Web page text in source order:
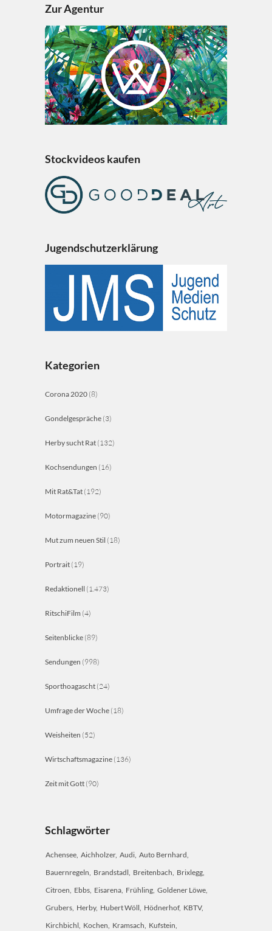
Zur Agentur
Stockvideos kaufen
Jugendschutzerklärung
Kategorien
Corona 2020 (8)
Gondelgespräche (3)
Herby sucht Rat (132)
Kochsendungen (16)
Mit Rat&Tat (192)
Motormagazine (90)
Mut zum neuen Stil (18)
Portrait (19)
Redaktionell (1.473)
RitschiFilm (4)
Seitenblicke (89)
Sendungen (998)
Sporthoagascht (24)
Umfrage der Woche (18)
Weisheiten (52)
Wirtschaftsmagazine (136)
Zeit mit Gott (90)
Schlagwörter
Achensee Aichholzer Audi Auto Bernhard
Bauernregeln Brandstadl Breitenbach Brixlegg
Citroen Ebbs Eisarena Frühling Goldener Löwe
Grubers Herby Hubert Wöll Hödnerhof KBTV
Kirchbichl Kochen Kramsach Kufstein